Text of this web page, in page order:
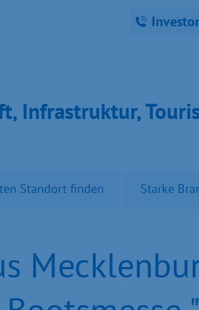
Infra­struk­tur,
Standort finden Starke